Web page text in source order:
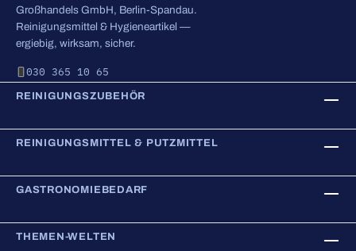
Großhandels GmbH, Berlin-Spandau.
Reinigungsmittel & Hygieneartikel —
ergiebig, wirksam, sicher.
030 365 10 65
REINIGUNGSZUBEHÖR
REINIGUNGSMITTEL & PUTZMITTEL
GASTRONOMIEBEDARF
THEMEN-WELTEN